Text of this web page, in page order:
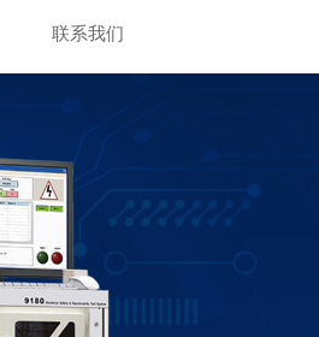
联系我们